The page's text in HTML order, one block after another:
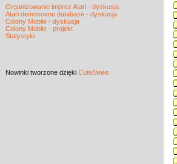
Organizowanie imprez Atari - dyskusja
Atari demoscene database - dyskusja
Colony Mobile - dyskusja
Colony Mobile - projekt
Statystyki
Nowinki tworzone dzięki CuteNews